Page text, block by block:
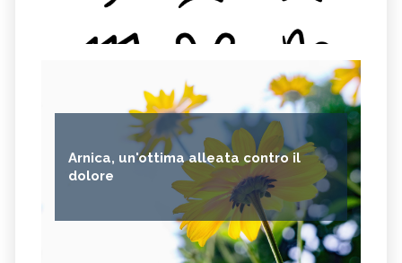
Arnica, un'ottima alleata contro il
dolore